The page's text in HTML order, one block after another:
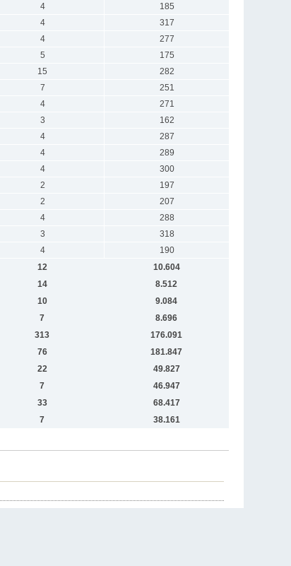
4
185
4
317
4
277
5
175
15
282
7
251
4
271
3
162
4
287
4
289
4
300
2
197
2
207
4
288
3
318
4
190
12
10.604
14
8.512
10
9.084
7
8.696
313
176.091
76
181.847
22
49.827
7
46.947
33
68.417
7 38.161